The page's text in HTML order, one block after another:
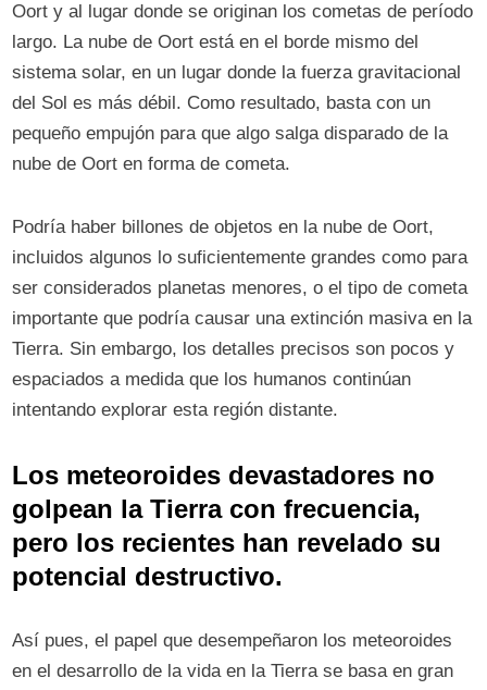
Oort y al lugar donde se originan los cometas de período
largo. La nube de Oort está en el borde mismo del
sistema solar, en un lugar donde la fuerza gravitacional
del Sol es más débil. Como resultado, basta con un
pequeño empujón para que algo salga disparado de la
nube de Oort en forma de cometa.
Podría haber billones de objetos en la nube de Oort,
incluidos algunos lo suficientemente grandes como para
ser considerados planetas menores, o el tipo de cometa
importante que podría causar una extinción masiva en la
Tierra. Sin embargo, los detalles precisos son pocos y
espaciados a medida que los humanos continúan
intentando explorar esta región distante.
Los meteoroides devastadores no
golpean la Tierra con frecuencia,
pero los recientes han revelado su
potencial destructivo.
Así pues, el papel que desempeñaron los meteoroides
en el desarrollo de la vida en la Tierra se basa en gran